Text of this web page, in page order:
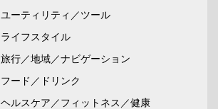
ユーティリティ／ツール
ライフスタイル
旅行／地域／ナビゲーション
フード／ドリンク
ヘルスケア／フィットネス／健康